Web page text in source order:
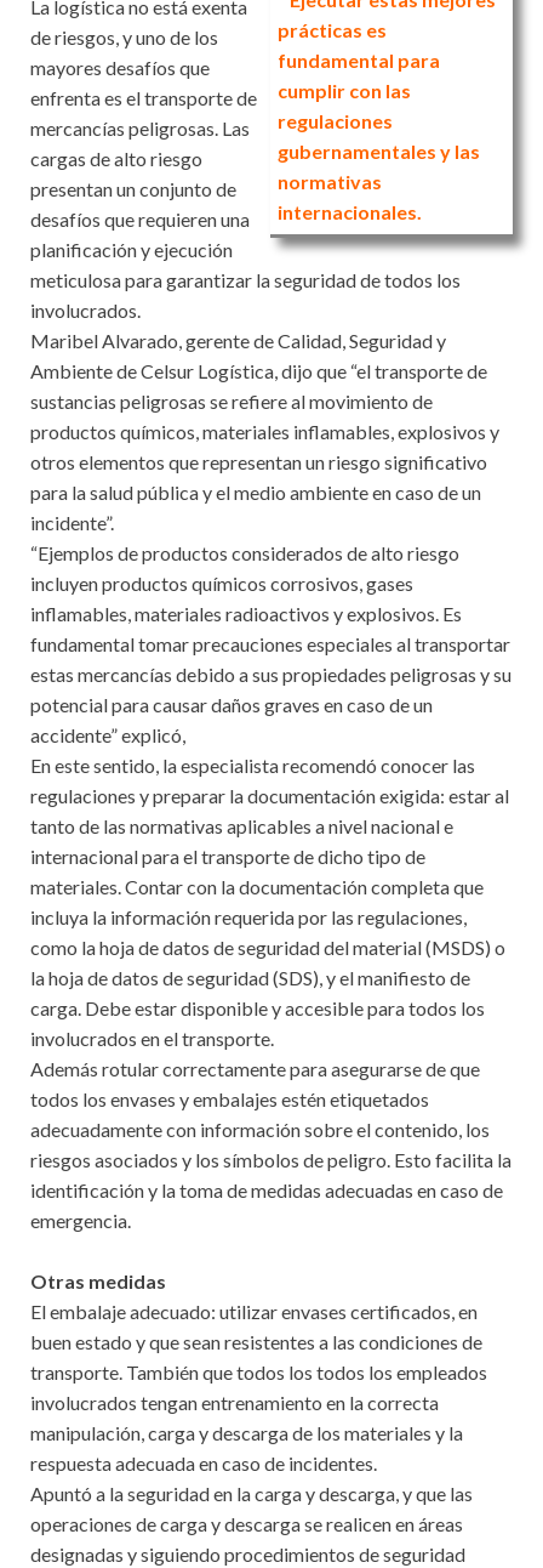
prácticas es
fundamental para
cumplir con las
regulaciones
gubernamentales y las
normativas
internacionales.
La logística no está exenta
de riesgos, y uno de los
mayores desafíos que
enfrenta es el transporte de
mercancías peligrosas. Las
cargas de alto riesgo
presentan un conjunto de
desafíos que requieren una
planificación y ejecución
meticulosa para garantizar la seguridad de todos los
involucrados.
Maribel Alvarado, gerente de Calidad, Seguridad y
Ambiente de Celsur Logística, dijo que “el transporte de
sustancias peligrosas se refiere al movimiento de
productos químicos, materiales inflamables, explosivos y
otros elementos que representan un riesgo significativo
para la salud pública y el medio ambiente en caso de un
incidente”.
“Ejemplos de productos considerados de alto riesgo
incluyen productos químicos corrosivos, gases
inflamables, materiales radioactivos y explosivos. Es
fundamental tomar precauciones especiales al transportar
estas mercancías debido a sus propiedades peligrosas y su
potencial para causar daños graves en caso de un
accidente” explicó,
En este sentido, la especialista recomendó conocer las
regulaciones y preparar la documentación exigida: estar al
tanto de las normativas aplicables a nivel nacional e
internacional para el transporte de dicho tipo de
materiales. Contar con la documentación completa que
incluya la información requerida por las regulaciones,
como la hoja de datos de seguridad del material (MSDS) o
la hoja de datos de seguridad (SDS), y el manifiesto de
carga. Debe estar disponible y accesible para todos los
involucrados en el transporte.
Además rotular correctamente para asegurarse de que
todos los envases y embalajes estén etiquetados
adecuadamente con información sobre el contenido, los
riesgos asociados y los símbolos de peligro. Esto facilita la
identificación y la toma de medidas adecuadas en caso de
emergencia.
Otras medidas
El embalaje adecuado: utilizar envases certificados, en
buen estado y que sean resistentes a las condiciones de
transporte. También que todos los todos los empleados
involucrados tengan entrenamiento en la correcta
manipulación, carga y descarga de los materiales y la
respuesta adecuada en caso de incidentes.
Apuntó a la seguridad en la carga y descarga, y que las
operaciones de carga y descarga se realicen en áreas
designadas y siguiendo procedimientos de seguridad